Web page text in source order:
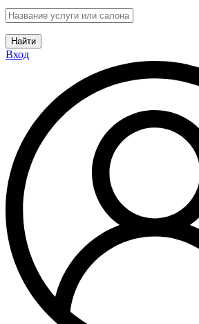
Найти
Вход